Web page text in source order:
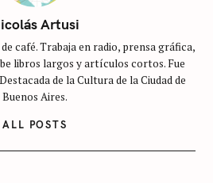
Artusi
café. Trabaja en radio, prensa gráfica,
libros largos y artículos cortos. Fue
de la Cultura de la Ciudad de
Buenos Aires.
ALL POSTS